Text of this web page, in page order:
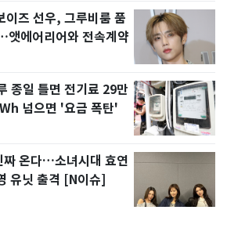
이즈 선우, 그루비룸 품
앳에어리어와 전속계약
종일 틀면 전기료 29만
넘으면 '요금 폭탄'
온다…소녀시대 효연
유닛 출격 [N이슈]